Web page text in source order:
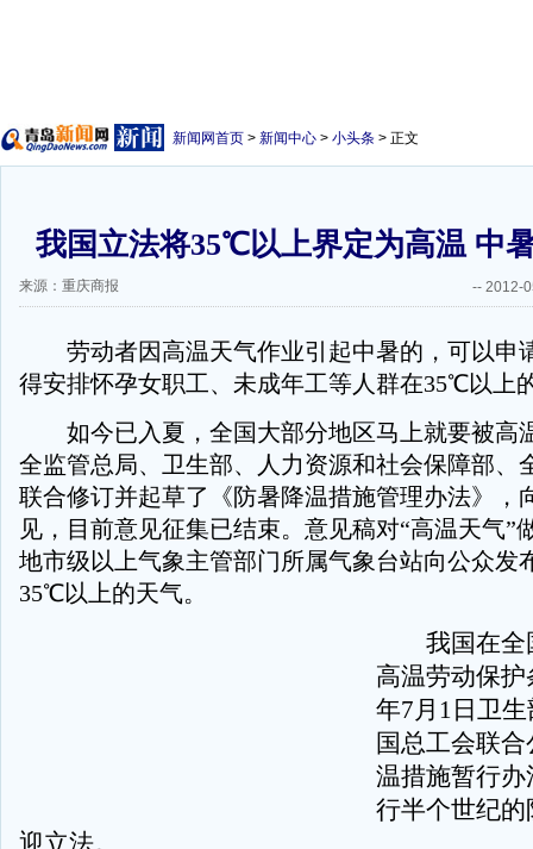
新闻网首页 > 新闻中心 > 小头条 > 正文
我国立法将35℃以上界定为高温 中
来源：重庆商报 -- 2012-
劳动者因高温天气作业引起中暑的，可以申
得安排怀孕女职工、未成年工等人群在35℃以上
如今已入夏，全国大部分地区马上就要被高
全监管总局、卫生部、人力资源和社会保障部、
联合修订并起草了《防暑降温措施管理办法》，
见，目前意见征集已结束。意见稿对“高温天气”
地市级以上气象主管部门所属气象台站向公众发
35℃以上的天气。
我国在全
高温劳动保
年7月1日卫
国总工会联
温措施暂行
行半个世纪
迎立法。